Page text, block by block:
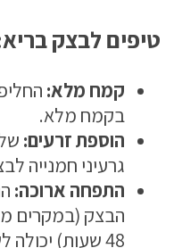
טיפים לבצק
קמח מלא:
בקמח מלא.
הוספת זרעים:
גרעיני חמנייה לבצק
התפחה ארוכה:
48 שעות)